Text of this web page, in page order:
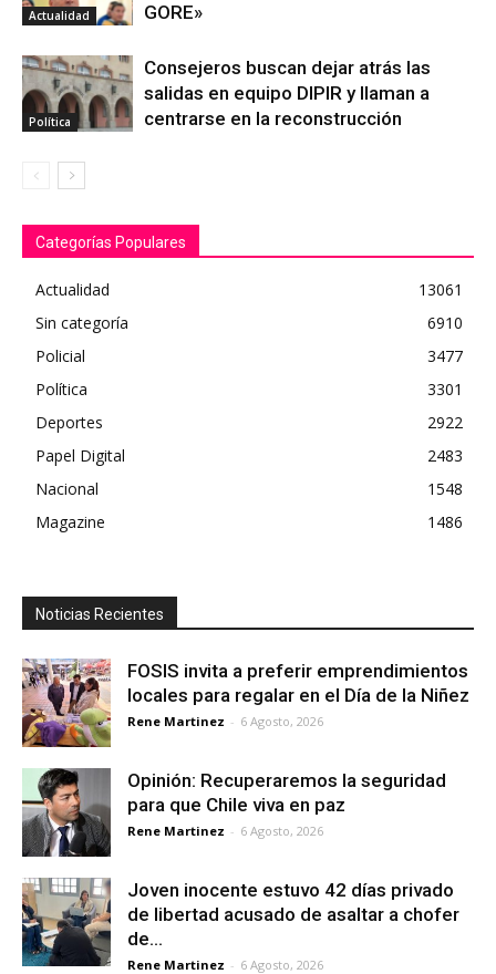
Actualidad
GORE»
Política
Consejeros buscan dejar atrás las
salidas en equipo DIPIR y llaman a
centrarse en la reconstrucción
Categorías Populares
Actualidad
13061
Sin categoría
6910
Policial
3477
Política
3301
Deportes
2922
Papel Digital
2483
Nacional
1548
Magazine
1486
Noticias Recientes
FOSIS invita a preferir emprendimientos
locales para regalar en el Día de la Niñez
Rene Martinez - 6 Agosto, 2026
Opinión: Recuperaremos la seguridad
para que Chile viva en paz
Rene Martinez - 6 Agosto, 2026
Joven inocente estuvo 42 días privado
de libertad acusado de asaltar a chofer
de...
Rene Martinez - 6 Agosto, 2026